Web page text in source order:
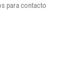
para contacto